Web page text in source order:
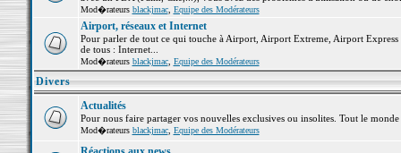
Mod�rateurs blackjmac, Equipe des Modérateurs
Airport, réseaux et Internet
Pour parler de tout ce qui touche à Airport, Airport Extreme, Airport
de tous : Internet...
Mod�rateurs blackjmac, Equipe des Modérateurs
Divers
Actualités
Pour nous faire partager vos nouvelles exclusives ou insolites. Tout le
Mod�rateurs blackjmac, Equipe des Modérateurs